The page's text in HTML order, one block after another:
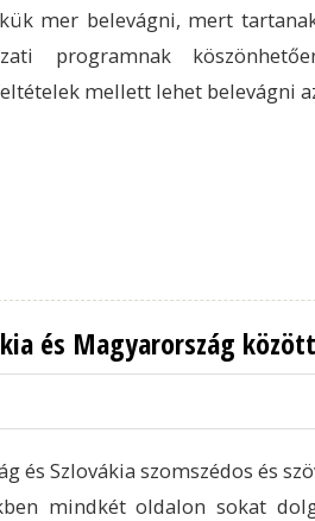
mer belevágni, mert
programnak
mellett lehet belevágni
és Magyarország
és Szlovákia szomszédos és
mindkét oldalon sokat